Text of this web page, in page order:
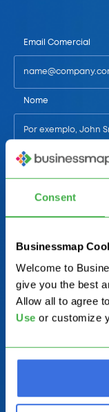
Consent
Businessmap
Welcome to
give you the best
Allow all to agree
Use or customize
Email Comercial
Nome
Telefone
País/Estado
Função/